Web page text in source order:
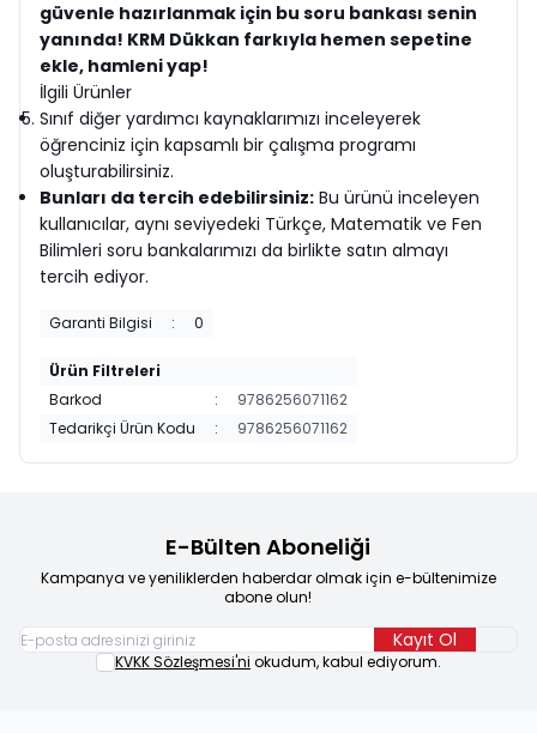
güvenle hazırlanmak için bu soru bankası senin
yanında! KRM Dükkan farkıyla hemen sepetine
ekle, hamleni yap!
İlgili Ürünler
Sınıf diğer yardımcı kaynaklarımızı inceleyerek
öğrenciniz için kapsamlı bir çalışma programı
oluşturabilirsiniz.
Bunları da tercih edebilirsiniz: Bu ürünü inceleyen
kullanıcılar, aynı seviyedeki Türkçe, Matematik ve Fen
Bilimleri soru bankalarımızı da birlikte satın almayı
tercih ediyor.
Garanti Bilgisi : 0
Ürün Filtreleri
Barkod
:
9786256071162
Tedarikçi Ürün Kodu
: 9786256071162
E-Bülten Aboneliği
Kampanya ve yeniliklerden haberdar olmak için e-bültenimize
abone olun!
Kayıt Ol
KVKK Sözleşmesi'ni okudum, kabul ediyorum.